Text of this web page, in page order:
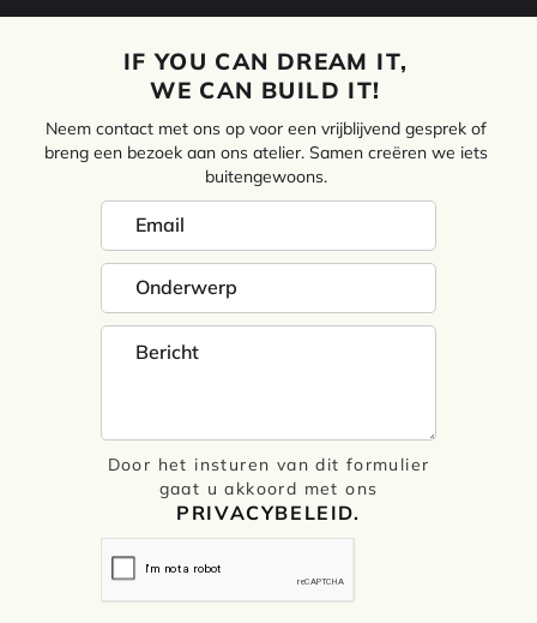
IF YOU CAN DREAM IT,
WE CAN BUILD IT!
Neem contact met ons op voor een vrijblijvend gesprek of
breng een bezoek aan ons atelier. Samen creëren we iets
buitengewoons.
Door het insturen van dit formulier
gaat u akkoord met ons
PRIVACYBELEID.